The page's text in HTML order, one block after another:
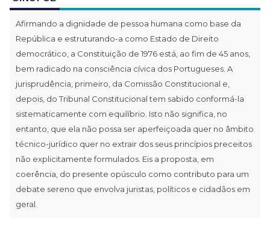
Afirmando a dignidade de pessoa humana como base da
República e estruturando-a como Estado de Direito
democrático, a Constituição de 1976 está, ao fim de 45 anos,
bem radicado na consciência cívica dos Portugueses. A
jurisprudência, primeiro, da Comissão Constitucional e,
depois, do Tribunal Constitucional tem sabido conformá-la
sistematicamente com equilíbrio. Isto não significa, no
entanto, que ela não possa ser aperfeiçoada quer no âmbito
técnico-jurídico quer no extrair dos seus princípios preceitos
não explicitamente formulados. Eis a proposta, em
coerência, do presente opúsculo como contributo para um
debate sereno que envolva juristas, políticos e cidadãos em
geral.